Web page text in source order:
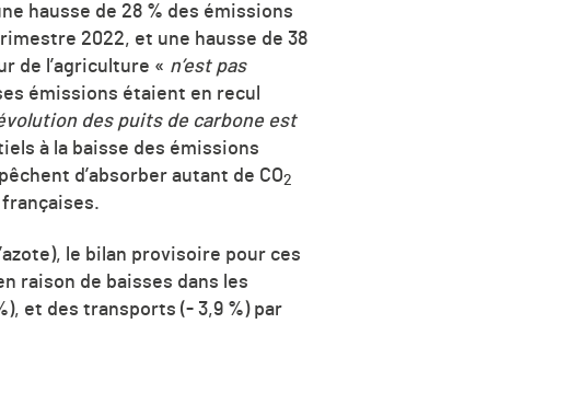
hausse de 28 % des émissions
2022, et une hausse de 38
de l’agriculture « n’est pas
émissions étaient en recul
des puits de carbone est
à la baisse des émissions
d’absorber autant de CO2
françaises.
le bilan provisoire pour ces
raison de baisses dans les
et des transports (- 3,9 %) par